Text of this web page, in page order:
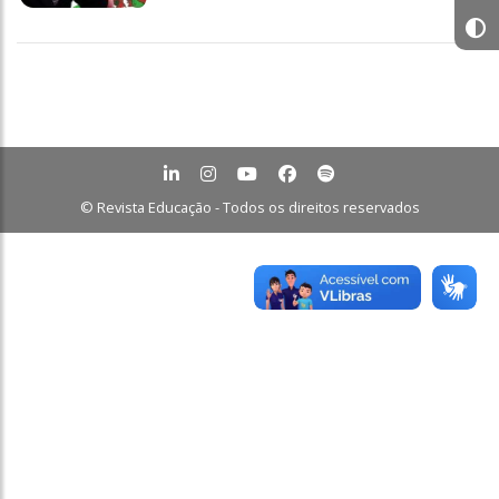
© Revista Educação - Todos os direitos reservados